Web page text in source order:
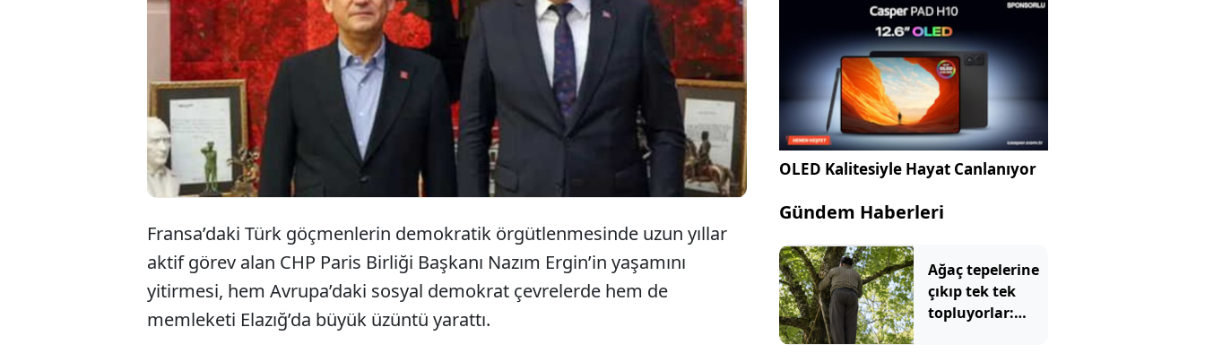
sağlık sorunları nedeniyle yaşamını yitirdi. Fransa’daki Türk
yurttaşların örgütlü mücadelesinde önemli bir rol üstlenen
Ergin, bugün Elazığ’da düzenlenen törenle toprağa verildi.
Fransa’daki Türk göçmenlerin demokratik örgütlenmesinde uzun yıllar
aktif görev alan CHP Paris Birliği Başkanı Nazım Ergin’in yaşamını
yitirmesi, hem Avrupa’daki sosyal demokrat çevrelerde hem de
memleketi Elazığ’da büyük üzüntü yarattı.
OLED Kalitesiyle Hayat Canlanıyor
Gündem Haberleri
Ağaç tepelerine
çıkıp tek tek
topluyorlar: